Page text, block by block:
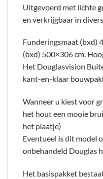
Uitgevoerd met lichte
en verkrijgbaar in
Funderingsmaat (bxd)
(bxd) 500×306 cm.
Het Douglasvision
kant-en-klaar
Wanneer u kiest voor
het hout een mooie
het plaatje)
Eventueel is dit model
onbehandeld Douglas
Het basispakket